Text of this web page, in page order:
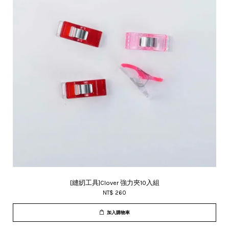
[縫紉工具]Clover 強力夾10入組
NT$ 260
加入購物車